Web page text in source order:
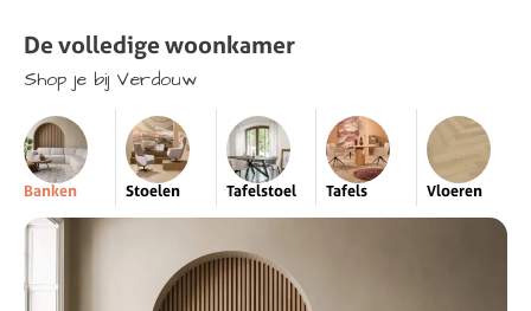
Devolledigewoonkamer
Shop je bij Verdouw
Banken Stoelen Tafelstoel Tafels Vloeren